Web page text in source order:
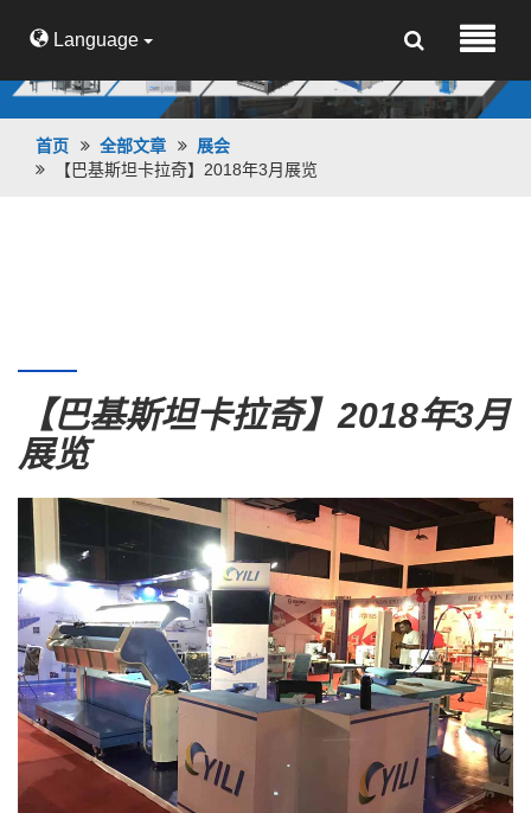
Language
首页 全部文章
展会
【巴基斯坦卡拉奇】2018年3月展览
【巴基斯坦卡拉奇】2018年3月
展览